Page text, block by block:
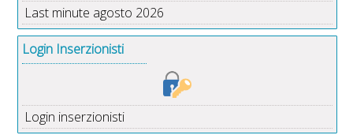
Last minute agosto 2026
Login Inserzionisti
Login inserzionisti